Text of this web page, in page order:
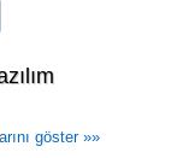
göster »»